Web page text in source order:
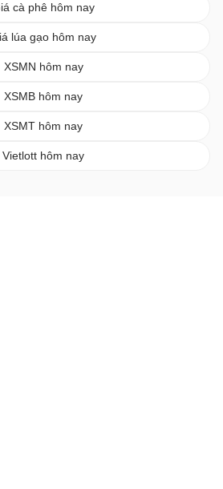
cà phê hôm nay
lúa gạo hôm nay
XSMN hôm nay
XSMB hôm nay
XSMT hôm nay
Vietlott hôm nay